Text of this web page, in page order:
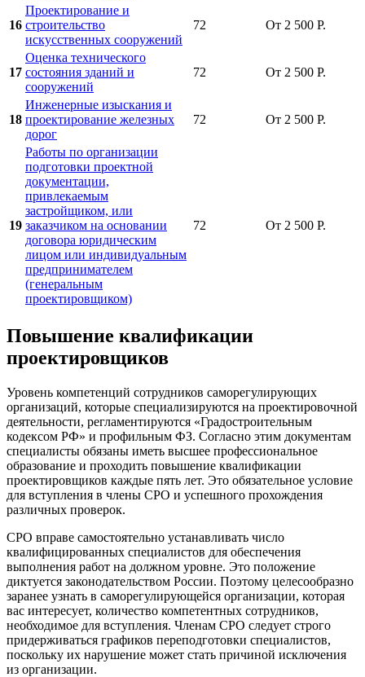
16
Проектирование и
строительство
искусственных сооружений
72 От 2 500 Р.
17
Оценка технического
состояния зданий и
сооружений
72 От 2 500 Р.
18
Инженерные изыскания и
проектирование железных
дорог
72 От 2 500 Р.
19
Работы по организации
подготовки проектной
документации,
привлекаемым
застройщиком, или
заказчиком на основании
договора юридическим
лицом или индивидуальным
предпринимателем
(генеральным
проектировщиком)
72 От 2 500 Р.
Повышение квалификации
проектировщиков
Уровень компетенций сотрудников саморегулирующих
организаций, которые специализируются на проектировочной
деятельности, регламентируются «Градостроительным
кодексом РФ» и профильным ФЗ. Согласно этим документам
специалисты обязаны иметь высшее профессиональное
образование и проходить повышение квалификации
проектировщиков каждые пять лет. Это обязательное условие
для вступления в члены СРО и успешного прохождения
различных проверок.
СРО вправе самостоятельно устанавливать число
квалифицированных специалистов для обеспечения
выполнения работ на должном уровне. Это положение
диктуется законодательством России. Поэтому целесообразно
заранее узнать в саморегулирующейся организации, которая
вас интересует, количество компетентных сотрудников,
необходимое для вступления. Членам СРО следует строго
придерживаться графиков переподготовки специалистов,
поскольку их нарушение может стать причиной исключения
из организации.